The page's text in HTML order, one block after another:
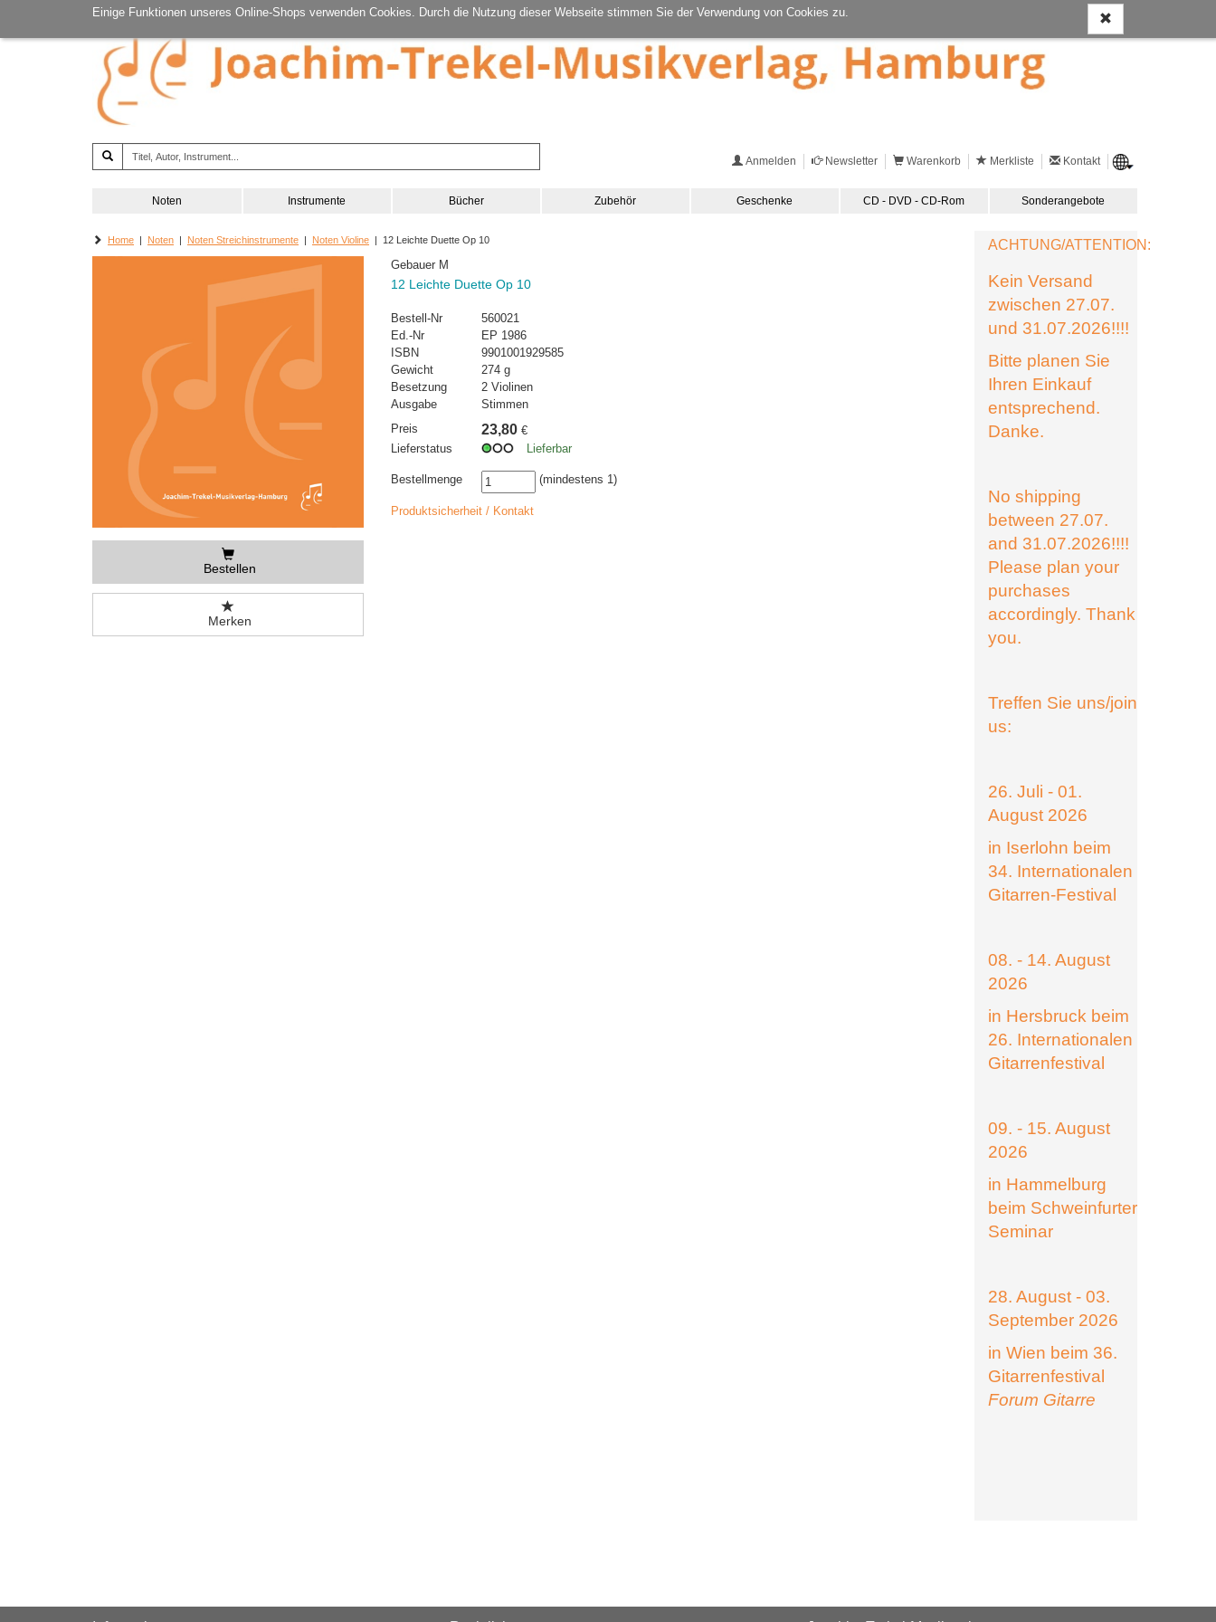
Einige Funktionen unseres Online-Shops verwenden Cookies. Durch die Nutzung dieser Webseite stimmen Sie der Verwendung von Cookies zu.
Anmelden Newsletter Warenkorb Merkliste Kontakt
Noten Instrumente Bücher Zubehör Geschenke CD - DVD - CD-Rom Sonderangebote
Home | Noten | Noten Streichinstrumente | Noten Violine | 12 Leichte Duette Op 10
Bestellen
Merken
Gebauer M
12 Leichte Duette Op 10
Bestell-Nr
560021
Ed.-Nr
EP 1986
ISBN
9901001929585
Gewicht
274 g
Besetzung
2 Violinen
Ausgabe
Stimmen
Preis
23,80 €
Lieferstatus
Lieferbar
Bestellmenge (mindestens 1)
Produktsicherheit / Kontakt
ACHTUNG/ATTENTION:
Kein Versand
zwischen 27.07.
und 31.07.2026!!!!
Bitte planen Sie
Ihren Einkauf
entsprechend.
Danke.
No shipping
between 27.07.
and 31.07.2026!!!!
Please plan your
purchases
accordingly. Thank
you.
Treffen Sie uns/join
us:
26. Juli - 01.
August 2026
in Iserlohn beim
34. Internationalen
Gitarren-Festival
08. - 14. August
2026
in Hersbruck beim
26. Internationalen
Gitarrenfestival
09. - 15. August
2026
in Hammelburg
beim Schweinfurter
Seminar
28. August - 03.
September 2026
in Wien beim 36.
Gitarrenfestival
Forum Gitarre